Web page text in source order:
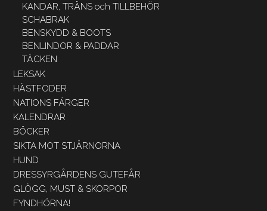
KANDAR, TRÄNS och TILLBEHÖR
SCHABRAK
BENSKYDD & BOOTS
BENLINDOR & PADDAR
TÄCKEN
LEKSAK
HÄSTFODER
NATIONS FÄRGER
KALENDRAR
BÖCKER
SIKTA MOT STJÄRNORNA
HUND
DRESSYRGÅRDENS GUTEFÅR
GLÖGG, MUST & SKORPOR
FYNDHÖRNA!